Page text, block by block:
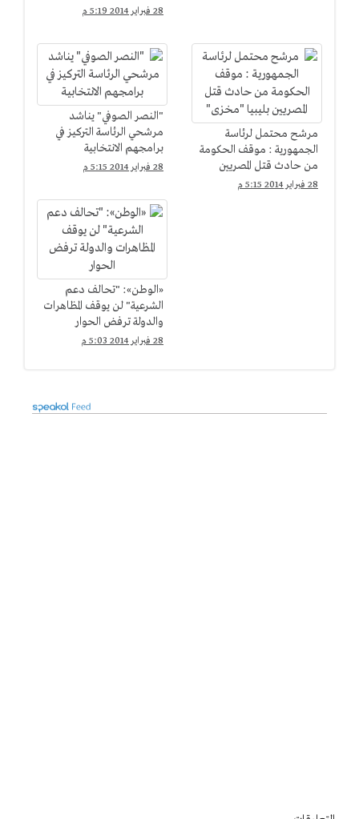
الشعب
28 فبراير 2014 5:19 م
مرشح محتمل لرئاسة
الجمهورية : موقف الحكومة
من حادث قتل المصريين
بليبيا "مخزى"
28 فبراير 2014 5:15 م
"النصر الصوفي" يناشد
مرشحي الرئاسة التركيز في
برامجهم الانتخابية
28 فبراير 2014 5:15 م
«الوطن»: "تحالف دعم
الشرعية" لن يوقف المظاهرات
والدولة ترفض الحوار
28 فبراير 2014 5:03 م